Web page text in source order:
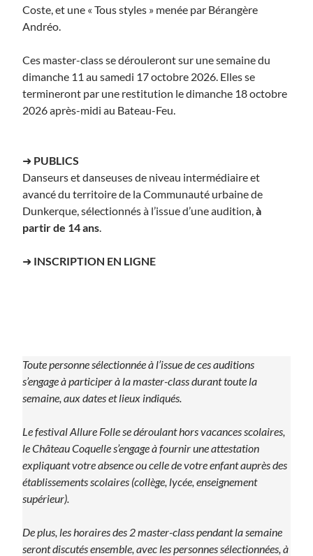
Coste, et une « Tous styles » menée par Bérangère
Andréo.
Ces master-class se dérouleront sur une semaine du
dimanche 11 au samedi 17 octobre 2026. Elles se
termineront par une restitution le dimanche 18 octobre
2026 après-midi au Bateau-Feu.
➜ PUBLICS
Danseurs et danseuses de niveau intermédiaire et
avancé du territoire de la Communauté urbaine de
Dunkerque, sélectionnés à l’issue d’une audition, à
partir de 14 ans
➜ INSCRIPTION EN LIGNE
Toute personne sélectionnée à l’issue de ces auditions
s’engage à participer à la master-class durant toute la
semaine, aux dates et lieux indiqués.
Le festival Allure Folle se déroulant hors vacances scolaires,
le Château Coquelle s’engage à fournir une attestation
expliquant votre absence ou celle de votre enfant auprès des
établissements scolaires (collège, lycée, enseignement
supérieur).
De plus, les horaires des 2 master-class pendant la semaine
seront discutés ensemble, avec les personnes sélectionnées, à